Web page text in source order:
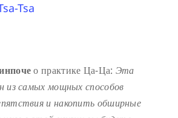
Tsa
о практике Ца-Ца: Эта
из самых мощных способов
и накопить обширные